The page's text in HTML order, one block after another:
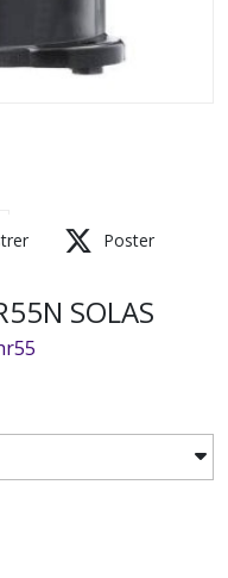
Poster
SOLAS